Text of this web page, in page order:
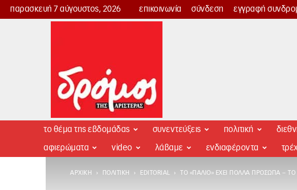
παρασκευή 7 αύγουστος, 2026 επικοινωνία σύνδεση εγγραφή
Δρόμος
το θέμα της εβδομάδας συνεντεύξεις πολιτική
αφιερώματα video λάβαμε ενδιαφέροντα
ΑΡΧΙΚΉ ΠΟΛΙΤΙΚΉ EDITORIAL ΤΟ «ΠΑΛΙΌ» ΈΧΕΙ ΠΟΛΛΆ ΠΡΌΣΩΠΑ –